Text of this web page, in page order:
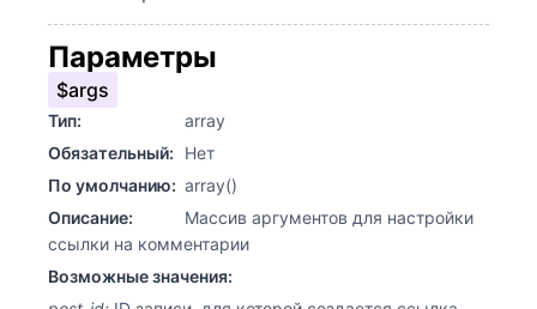
Параметры
$args
Тип:
array
Обязательный:
Нет
По умолчанию: array()
Описание:
Массив аргументов для настройки
ссылки на комментарии
Возможные значения: